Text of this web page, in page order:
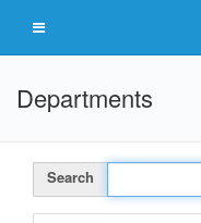
Departments
Search